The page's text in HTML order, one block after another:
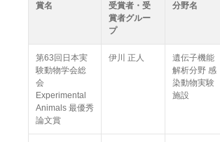
賞名
受賞者・受
賞者グルー
プ
分野名
第63回日本実
験動物学会総
会
Experimental
Animals 最優秀
論文賞
伊川 正人
遺伝子機能
解析分野 感
染動物実験
施設